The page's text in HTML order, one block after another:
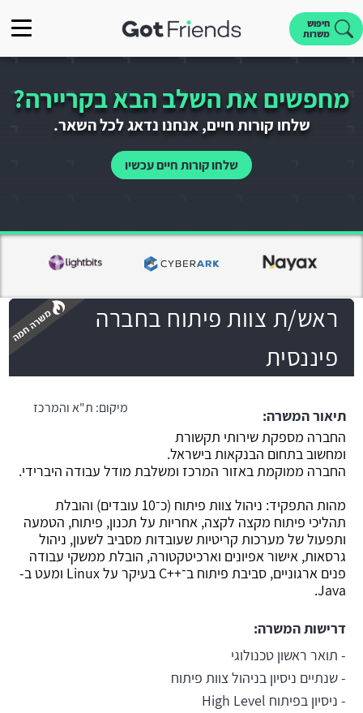
חיפוש
משרות
מחפשים את השלב הבא בקריירה?
שלחו קורות חיים, אנחנו נדאג לכל השאר.
שלחו קורות חיים עכשיו
ראש/ת צוות פיתוח בחברה
פיננסית
מיקום: ת"א והמרכז
תיאור המשרה:
החברה מספקת שירותי תקשורת
ומחשוב בתחום הבנקאות בישראל.
החברה ממוקמת באזור המרכז ומשלבת מודל עבודה היברידי.
מהות התפקיד: ניהול צוות פיתוח (כ־10 עובדים) והובלת
תהליכי פיתוח מקצה לקצה, אחריות על תכנון, פיתוח, הטמעה
ותפעול של מערכות קריטיות שעובדות מסביב לשעון, ניהול
גרסאות, אישור אפיונים וארכיטקטורה, הובלת ממשקי עבודה
פנים ארגוניים, סביבת פיתוח ב־++C בעיקר על Linux ומעט ב-
Java.
דרישות המשרה:
- תואר ראשון טכנולוגי
- שנתיים ניסיון בניהול צוות פיתוח
- ניסיון בפיתוח High Level